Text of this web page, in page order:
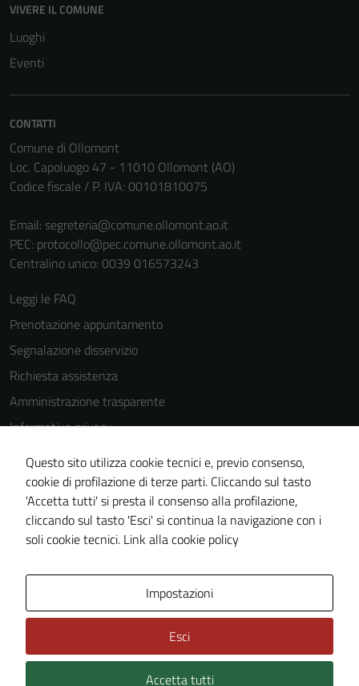
VIVERE IL COMUNE
Luoghi
Eventi
CONTATTI
Comune di Ollomont
Loc. Capoluogo 47 - 11010 Ollomont (AO)
Codice fiscale / P. IVA: 00101810075
Email: segreteria@comune.ollomont.ao.it
PEC: protocollo@pec.comune.ollomont.ao.it
Centralino unico: 0039 016573243
Leggi le FAQ
Prenotazione appuntamento
Segnalazione disservizio
Richiesta assistenza
Amministrazione trasparente
Informativa privacy
Cookie Policy
Note legali
Dichiarazione di accessibilità
Piano di miglioramento del sito
Technical Design s.r.l.
Questo sito utilizza cookie tecnici e, previo consenso,
cookie di profilazione di terze parti. Cliccando sul tasto
'Accetta tutti' si presta il consenso alla profilazione,
cliccando sul tasto 'Esci' si continua la navigazione con i
soli cookie tecnici. Link alla cookie policy
Impostazioni
Esci
Accetta tutti
del sito e non
Questi cookie
non raccolgono
personali.